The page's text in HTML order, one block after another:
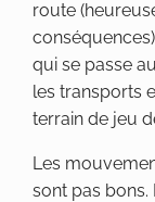
route
qui se passe
les transports
terrain de jeu
Les
sont pas